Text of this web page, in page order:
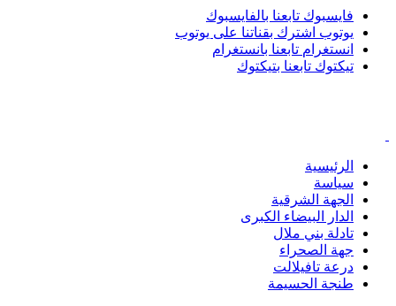
فايسبوك تابعنا بالفايسبوك
يوتوب اشترك بقناتنا على يوتوب
انستغرام تابعنا بانستغرام
تيكتوك تابعنا بتيكتوك
الرئيسية
سياسة
الجهة الشرقية
الدار البيضاء الكبرى
تادلة بني ملال
جهة الصحراء
درعة تافيلالت
طنجة الحسيمة